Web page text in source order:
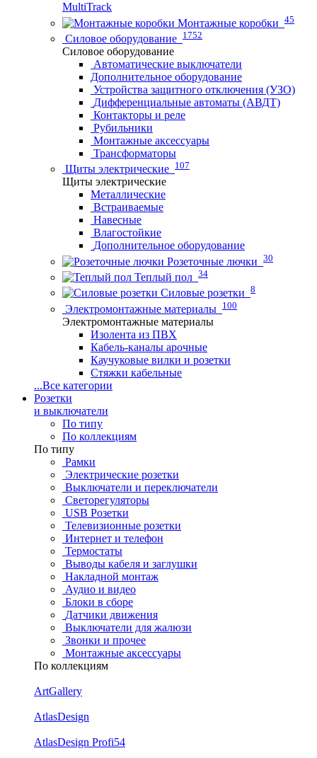
MultiTrack
Монтажные коробки 45
Силовое оборудование 1752
Силовое оборудование
Автоматические выключатели
Дополнительное оборудование
Устройства защитного отключения (УЗО)
Дифференциальные автоматы (АВДТ)
Контакторы и реле
Рубильники
Монтажные аксессуары
Трансформаторы
Щиты электрические 107
Щиты электрические
Металлические
Встраиваемые
Навесные
Влагостойкие
Дополнительное оборудование
Розеточные лючки 30
Теплый пол 34
Силовые розетки 8
Электромонтажные материалы 100
Электромонтажные материалы
Изолента из ПВХ
Кабель-каналы арочные
Каучуковые вилки и розетки
Стяжки кабельные
...Все категории
Розетки
и выключатели
По типу
По коллекциям
По типу
Рамки
Электрические розетки
Выключатели и переключатели
Светорегуляторы
USB Розетки
Телевизионные розетки
Интернет и телефон
Термостаты
Выводы кабеля и заглушки
Накладной монтаж
Аудио и видео
Блоки в сборе
Датчики движения
Выключатели для жалюзи
Звонки и прочее
Монтажные аксессуары
По коллекциям
ArtGallery
AtlasDesign
AtlasDesign Profi54